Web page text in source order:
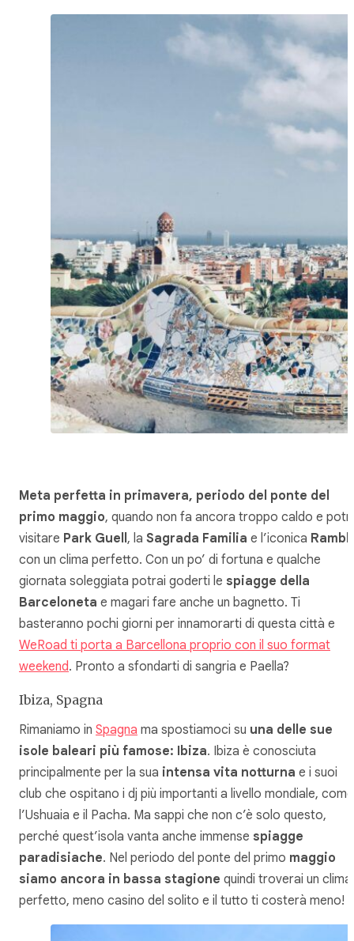
Meta perfetta in primavera, periodo del ponte del
primo maggio, quando non fa ancora troppo caldo e
visitare Park Guell, la Sagrada Familia e l’iconica
con un clima perfetto. Con un po’ di fortuna e qualche
giornata soleggiata potrai goderti le spiagge della
Barceloneta e magari fare anche un bagnetto. Ti
basteranno pochi giorni per innamorarti di questa città e
WeRoad ti porta a Barcellona proprio con il suo format
weekend. Pronto a sfondarti di sangria e Paella?
Ibiza, Spagna
Rimaniamo in Spagna ma spostiamoci su una delle sue
isole baleari più famose: Ibiza. Ibiza è conosciuta
principalmente per la sua intensa vita notturna e i suoi
club che ospitano i dj più importanti a livello mondiale, come
l’Ushuaia e il Pacha. Ma sappi che non c’è solo questo,
perché quest’isola vanta anche immense spiagge
paradisiache. Nel periodo del ponte del primo maggio
siamo ancora in bassa stagione quindi troverai un clima
perfetto, meno casino del solito e il tutto ti costerà meno!